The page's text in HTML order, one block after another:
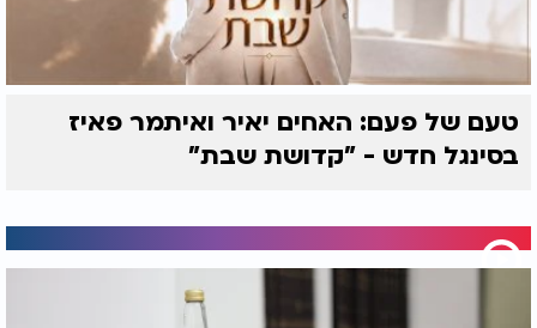
טעם של פעם: האחים יאיר ואיתמר פאיז
בסינגל חדש - "קדושת שבת"